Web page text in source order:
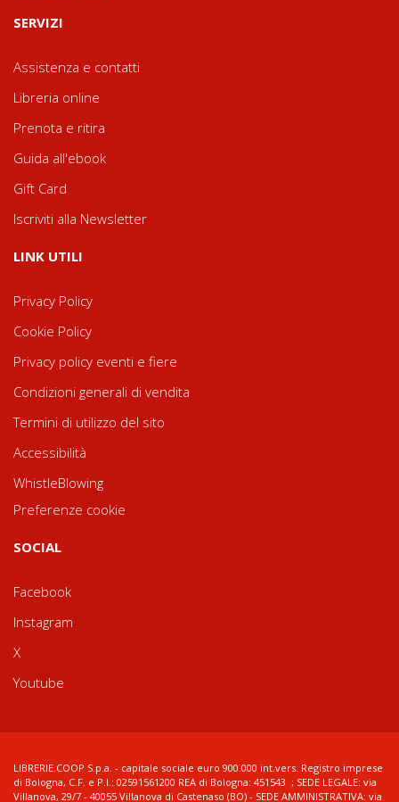
SERVIZI
Assistenza e contatti
Libreria online
Prenota e ritira
Guida all'ebook
Gift Card
Iscriviti alla Newsletter
LINK UTILI
Privacy Policy
Cookie Policy
Privacy policy eventi e fiere
Condizioni generali di vendita
Termini di utilizzo del sito
Accessibilità
WhistleBlowing
Preferenze cookie
SOCIAL
Facebook
Instagram
X
Youtube
LIBRERIE.COOP S.p.a. - capitale sociale euro 900.000 int.vers. Registro imprese
di Bologna, C.F. e P.I.: 02591561200 REA di Bologna: 451543 ; SEDE LEGALE: via
Villanova, 29/7 - 40055 Villanova di Castenaso (BO) - SEDE AMMINISTRATIVA: via